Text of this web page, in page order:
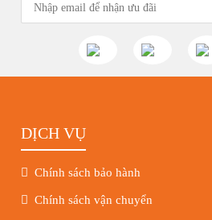
DỊCH VỤ
Chính sách bảo hành
Chính sách vận chuyển